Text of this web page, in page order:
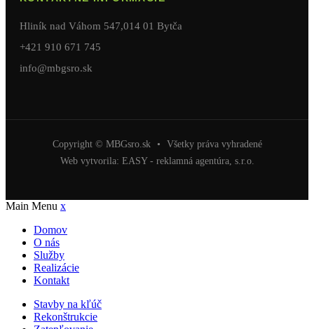
Hliník nad Váhom 547,014 01 Bytča
+421 910 671 745
info@mbgsro.sk
Copyright © MBGsro.sk •
Všetky práva vyhradené
Web vytvorila: EASY - reklamná agentúra, s.r.o.
Main Menu x
Domov
O nás
Služby
Realizácie
Kontakt
Stavby na kľúč
Rekonštrukcie